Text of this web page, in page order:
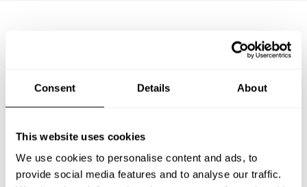
Consent Details About
This website uses cookies
We use cookies to personalise content and ads, to
provide social media features and to analyse our traffic.
Questions fréquemment
posées
fréquentes sur Chefs a Domicile à Béthune.